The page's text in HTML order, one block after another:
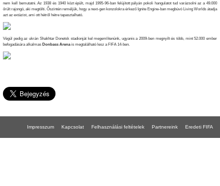
nem kell bemutatni. Az 1938 és 1940 közt épült, majd 1995-96-ban felújított pályán pokoli hangulatot tud varázsolni az a 49.000
őrült rajongó, aki megtölti. Őszintén reméljük, hogy a next-gen konzolokra érkező Ignite Engine-ban megbúvó Living Worlds átadja
azt az extázist, ami ott hétről hétre tapasztalható.
Végül pedig az ukrán Shakhtar Donetsk stadionját kel megemlítenünk, ugyanis a 2009-ben megnyílt és több, mint 52.000 ember
befogadására alkalmas Donbass Arena is megtalálható lesz a FIFA 14-ben.
Impresszum Kapcsolat Felhasználási feltételek Partnereink Eredeti FIFA